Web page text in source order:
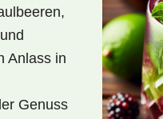
Anlass in
Genuss